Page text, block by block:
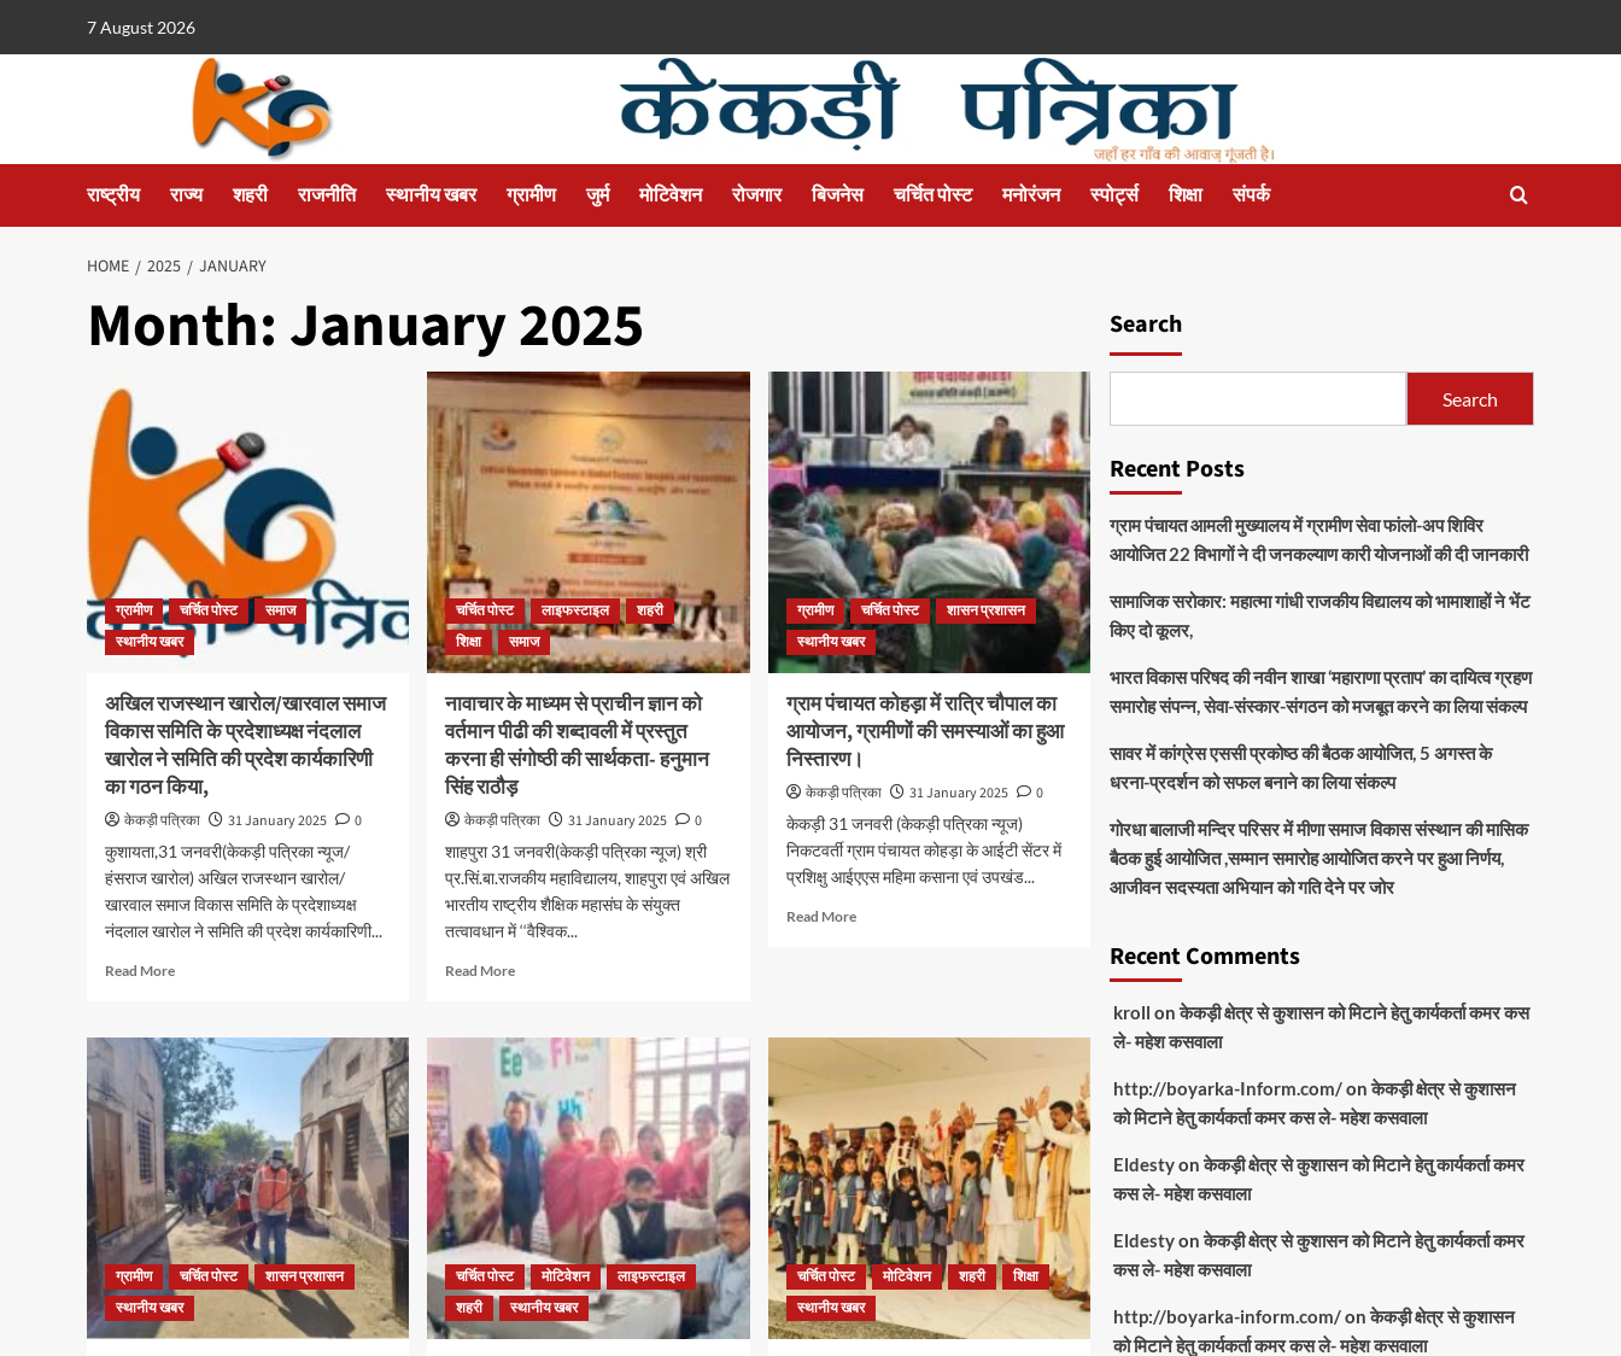
7 August 2026
राष्ट्रीय राज्य शहरी राजनीति स्थानीय खबर ग्रामीण जुर्म मोटिवेशन रोजगार बिजनेस चर्चित पोस्ट मनोरंजन स्पोर्ट्स शिक्षा संपर्क
HOME 2025 JANUARY
Month:January 2025
ग्रामीण चर्चित पोस्ट
समाज
स्थानीय खबर
अखिल राजस्थान खारोल/खारवाल समाज
विकास समिति के प्रदेशाध्यक्ष नंदलाल
खारोल ने समिति की प्रदेश कार्यकारिणी
का गठन किया,
केकड़ी पत्रिका 31 January 2025
0
कुशायता,31 जनवरी(केकड़ी पत्रिका न्यूज/
हंसराज खारोल) अखिल राजस्थान खारोल/
खारवाल समाज विकास समिति के प्रदेशाध्यक्ष
नंदलाल खारोल ने समिति की प्रदेश कार्यकारिणी...
Read More
चर्चित पोस्ट लाइफस्टाइल
शहरी
शिक्षा
समाज
नावाचार के माध्यम से प्राचीन ज्ञान को
वर्तमान पीढी की शब्दावली में प्रस्तुत
करना ही संगोष्ठी की सार्थकता- हनुमान
सिंह राठौड़
केकड़ी पत्रिका 31 January 2025
0
शाहपुरा 31 जनवरी(केकड़ी पत्रिका न्यूज) श्री
प्र.सिं.बा.राजकीय महाविद्यालय, शाहपुरा एवं अखिल
भारतीय राष्ट्रीय शैक्षिक महासंघ के संयुक्त
तत्वावधान में ‘‘वैश्विक...
Read More
ग्रामीण चर्चित पोस्ट
शासन प्रशासन
स्थानीय खबर
ग्राम पंचायत कोहड़ा में रात्रि चौपाल का
आयोजन, ग्रामीणों की समस्याओं का हुआ
निस्तारण।
केकड़ी पत्रिका 31 January 2025
0
केकड़ी 31 जनवरी (केकड़ी पत्रिका न्यूज)
निकटवर्ती ग्राम पंचायत कोहड़ा के आईटी सेंटर में
प्रशिक्षु आईएएस महिमा कसाना एवं उपखंड...
Read More
ग्रामीण चर्चित पोस्ट
शासन प्रशासन
स्थानीय खबर
चर्चित पोस्ट मोटिवेशन
लाइफस्टाइल
शहरी
स्थानीय खबर
चर्चित पोस्ट मोटिवेशन शहरी
शिक्षा
स्थानीय खबर
Search
Search
Recent Posts
ग्राम पंचायत आमली मुख्यालय में ग्रामीण सेवा फांलो-अप शिविर
आयोजित 22 विभागों ने दी जनकल्याण कारी योजनाओं की दी जानकारी
सामाजिक सरोकार: महात्मा गांधी राजकीय विद्यालय को भामाशाहों ने भेंट
किए दो कूलर,
भारत विकास परिषद की नवीन शाखा ‘महाराणा प्रताप’ का दायित्व ग्रहण
समारोह संपन्न, सेवा-संस्कार-संगठन को मजबूत करने का लिया संकल्प
सावर में कांग्रेस एससी प्रकोष्ठ की बैठक आयोजित, 5 अगस्त के
धरना-प्रदर्शन को सफल बनाने का लिया संकल्प
गोरधा बालाजी मन्दिर परिसर में मीणा समाज विकास संस्थान की मासिक
बैठक हुई आयोजित ,सम्मान समारोह आयोजित करने पर हुआ निर्णय,
आजीवन सदस्यता अभियान को गति देने पर जोर
Recent Comments
kroll onकेकड़ी क्षेत्र से कुशासन को मिटाने हेतु कार्यकर्ता कमर कस
ले- महेश कसवाला
http://boyarka-Inform.com/onकेकड़ी क्षेत्र से कुशासन
को मिटाने हेतु कार्यकर्ता कमर कस ले- महेश कसवाला
Eldestyonकेकड़ी क्षेत्र से कुशासन को मिटाने हेतु कार्यकर्ता कमर
कस ले- महेश कसवाला
Eldestyonकेकड़ी क्षेत्र से कुशासन को मिटाने हेतु कार्यकर्ता कमर
कस ले- महेश कसवाला
http://boyarka-inform.com/onकेकड़ी क्षेत्र से कुशासन
को मिटाने हेतु कार्यकर्ता कमर कस ले- महेश कसवाला